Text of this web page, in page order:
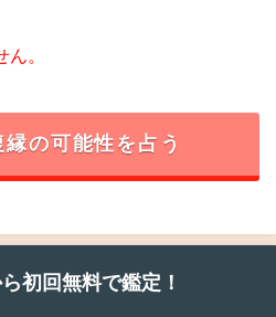
。
の可能性を占う
初回無料で鑑定！